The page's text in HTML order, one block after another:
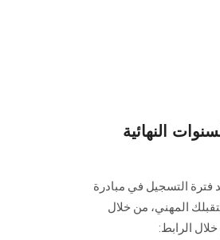
النهائية
فترة التسجيل في مبادرة
نحو مستقبلك المهني، من خلال
الرابط: